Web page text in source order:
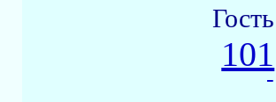
Гость
101
-